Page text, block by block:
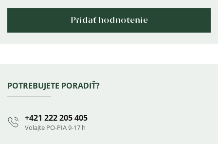
Pridať hodnotenie
Zápätie
POTREBUJETE PORADIŤ?
+421 222 205 405
Volajte PO-PIA 9-17 h